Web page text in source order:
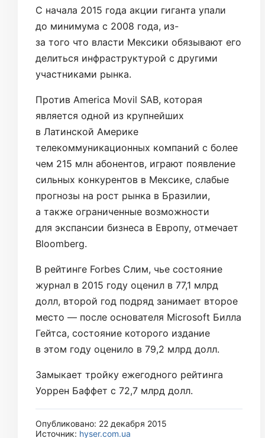
С начала 2015 года акции гиганта упали
до минимума с 2008 года, из-
за того что власти Мексики обязывают его
делиться инфраструктурой с другими
участниками рынка.
Против America Movil SAB, которая
является одной из крупнейших
в Латинской Америке
телекоммуникационных компаний с более
чем 215 млн абонентов, играют появление
сильных конкурентов в Мексике, слабые
прогнозы на рост рынка в Бразилии,
а также ограниченные возможности
для экспансии бизнеса в Европу, отмечает
Bloomberg.
В рейтинге Forbes Слим, чье состояние
журнал в 2015 году оценил в 77,1 млрд
долл, второй год подряд занимает второе
место — после основателя Microsoft Билла
Гейтса, состояние которого издание
в этом году оценило в 79,2 млрд долл.
Замыкает тройку ежегодного рейтинга
Уоррен Баффет с 72,7 млрд долл.
Опубликовано: 22 декабря 2015
Источник: hyser.com.ua